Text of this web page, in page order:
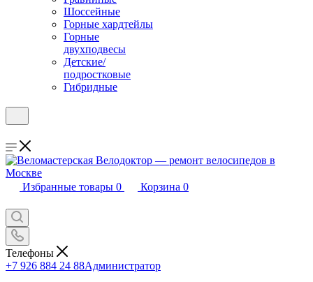
Шоссейные
Горные хардтейлы
Горные
двухподвесы
Детские/
подростковые
Гибридные
Избранные товары 0 Корзина 0
Телефоны
+7 926 884 24 88Администратор